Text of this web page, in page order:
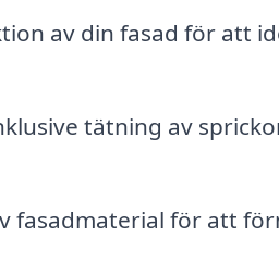
av din fasad för att
tätning av
fasadmaterial för att